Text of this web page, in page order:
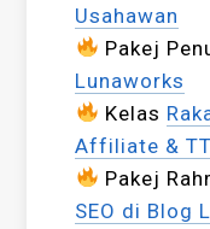
Usahawan
Pakej
Lunaworks
Kelas
Affiliate &
Pakej
SEO di Blog